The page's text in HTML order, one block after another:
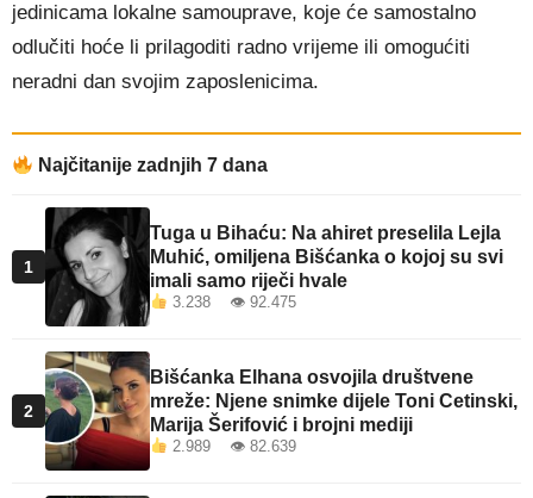
jedinicama lokalne samouprave, koje će samostalno
odlučiti hoće li prilagoditi radno vrijeme ili omogućiti
neradni dan svojim zaposlenicima.
Najčitanije zadnjih 7 dana
1
Tuga u Bihaću: Na ahiret preselila Lejla
Muhić, omiljena Bišćanka o kojoj su svi
imali samo riječi hvale
3.238 👁 92.475
2
Bišćanka Elhana osvojila društvene
mreže: Njene snimke dijele Toni Cetinski,
Marija Šerifović i brojni mediji
2.989 👁 82.639